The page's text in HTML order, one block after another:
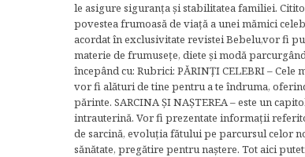
le asigure siguranţa şi stabilitatea familiei.
povestea frumoasă de viață a unei mămici
acordat în exclusivitate revistei Bebelu,vor fi
materie de frumuseţe, diete şi modă
începând cu: Rubrici: PĂRINŢI CELEBRI –
vor fi alături de tine pentru a te îndruma,
părinte. SARCINA ŞI NAŞTEREA – este un
intrauterină. Vor fi prezentate informaţii
de sarcină, evoluţia fătului pe parcursul celor
sănătate, pregătire pentru naştere. Tot aici